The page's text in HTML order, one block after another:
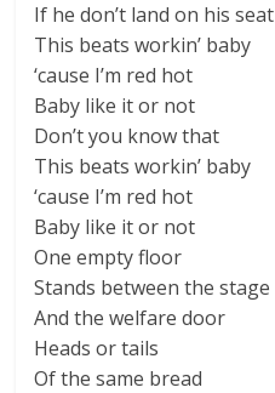
If he don’t land on his seat
This beats workin’ baby
‘cause I’m red hot
Baby like it or not
Don’t you know that
This beats workin’ baby
‘cause I’m red hot
Baby like it or not
One empty floor
Stands between the stage
And the welfare door
Heads or tails
Of the same bread